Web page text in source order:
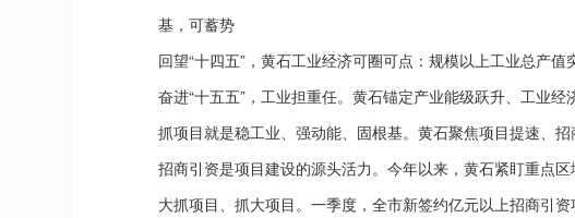
基，可蓄势
回望“十四五”，黄石工业经济可圈可点：规模以上工业总产值
奋进“十五五”，工业担重任。黄石锚定产业能级跃升、工业经
抓项目就是稳工业、强动能、固根基。黄石聚焦项目提速、招
招商引资是项目建设的源头活力。今年以来，黄石紧盯重点区
大抓项目、抓大项目。一季度，全市新签约亿元以上招商引资